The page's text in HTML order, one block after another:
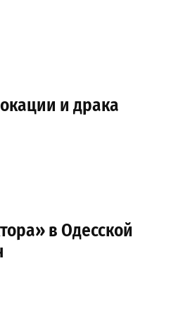
и драка
в Одесской